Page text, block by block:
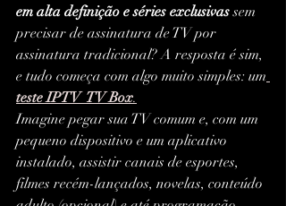
em alta definição e séries exclusivas sem
precisar de assinatura de TV por
assinatura tradicional? A resposta é sim,
e tudo começa com algo muito simples: um
teste IPTV  TV Box.
Imagine pegar sua TV comum e, com um
pequeno dispositivo e um aplicativo
instalado, assistir canais de esportes,
filmes recém-lançados, novelas, conteúdo